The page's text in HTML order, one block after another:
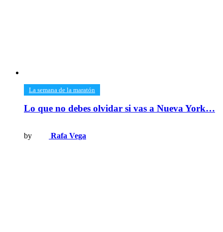
​La semana de la maratón
Lo que no debes olvidar si vas a Nueva York…
by Rafa Vega